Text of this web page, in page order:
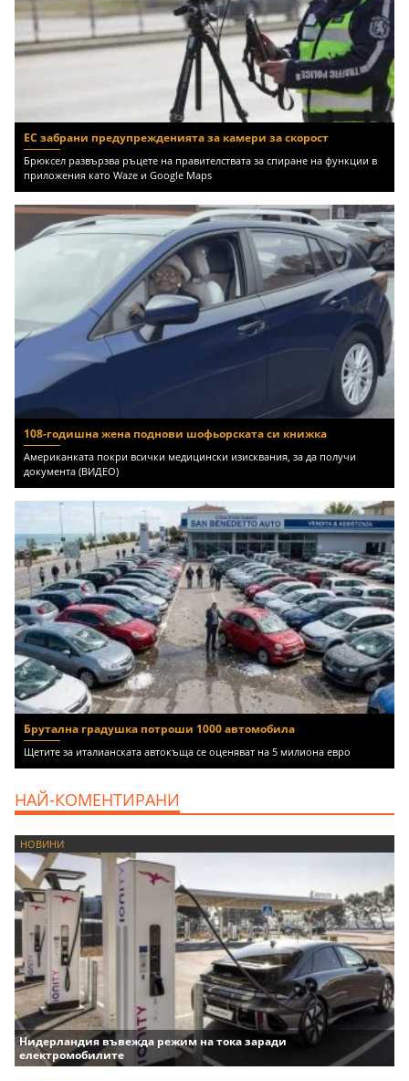
ЕС забрани предупрежденията за камери за скорост
Брюксел развързва ръцете на правителствата за спиране на функции в
приложения като Waze и Google Maps
108-годишна жена поднови шофьорската си книжка
Американката покри всички медицински изисквания, за да получи
документа (ВИДЕО)
Брутална градушка потроши 1000 автомобила
Щетите за италианската автокъща се оценяват на 5 милиона евро
НАЙ-КОМЕНТИРАНИ
НОВИНИ
Нидерландия въвежда режим на тока заради
електромобилите